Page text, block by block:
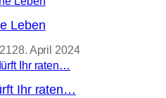
Leben
28. April 2024
Ihr raten…